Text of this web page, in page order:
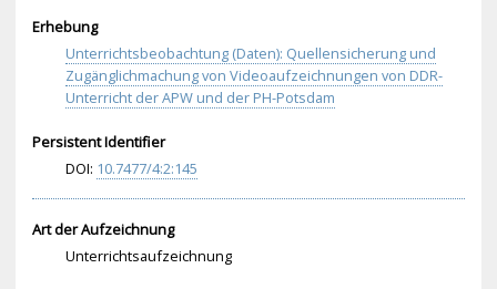
Erhebung
Unterrichtsbeobachtung (Daten): Quellensicherung und
Zugänglichmachung von Videoaufzeichnungen von DDR-
Unterricht der APW und der PH-Potsdam
Persistent Identifier
DOI: 10.7477/4:2:145
Art der Aufzeichnung
Unterrichtsaufzeichnung